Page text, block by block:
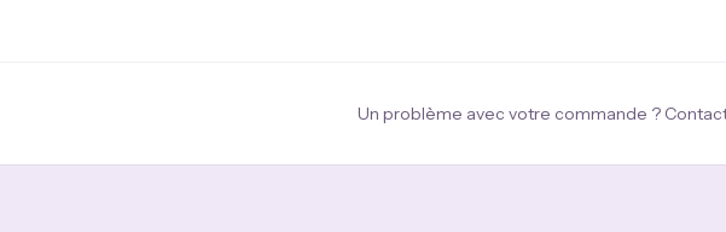
Un problème avec votre commande ?